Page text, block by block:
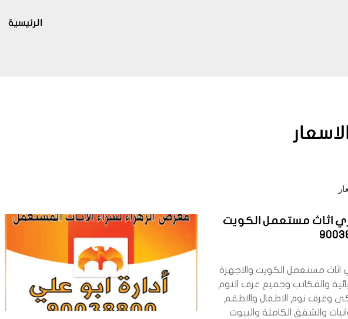
الرئيسية
اثاث مستعمل الكويت
اثاث مستعمل الكويت والاجهزة
والمكاتب وجميع غرف النوم
وغرف نوم الاطفال والاطقم
والشقق الكاملة والبيوت